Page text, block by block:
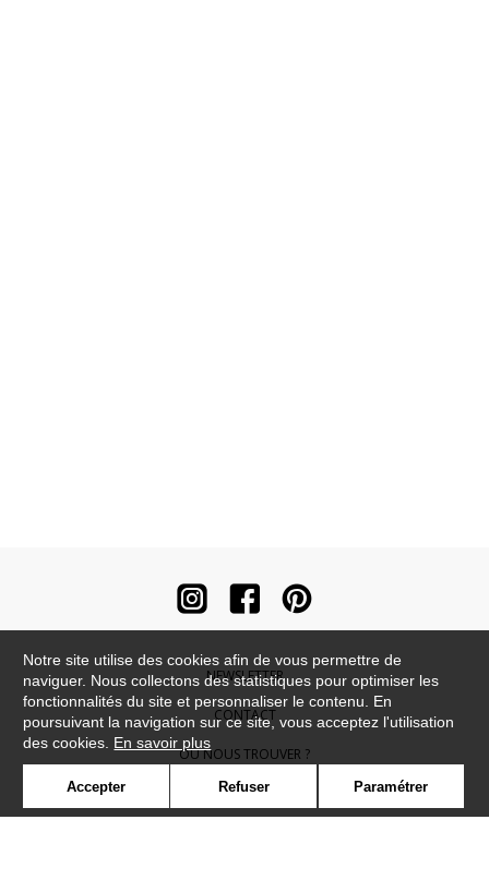
NEWSLETTER
CONTACT
OÙ NOUS TROUVER ?
CONTRACT
Notre site utilise des cookies afin de vous permettre de
naviguer. Nous collectons des statistiques pour optimiser les
fonctionnalités du site et personnaliser le contenu. En
poursuivant la navigation sur ce site, vous acceptez l'utilisation
des cookies. En savoir plus
Accepter Refuser Paramétrer